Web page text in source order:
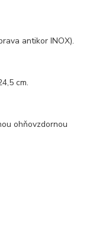
antikor INOX).
cm.
ohňovzdornou